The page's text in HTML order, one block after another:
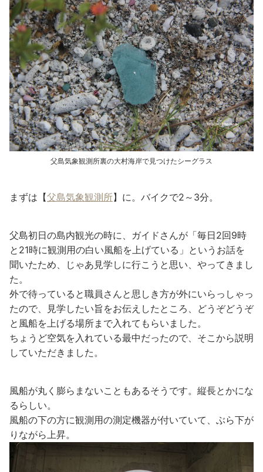
父島気象観測所裏の大村海岸で見つけたシーグラス
まずは【父島気象観測所】に。バイクで2～3分。
父島初日の島内観光の時に、ガイドさんが「毎日2回9時
と21時に観測用の白い風船を上げている」というお話を
聞いたため、じゃあ見学しに行こうと思い、やってきまし
た。
外で待っていると職員さんと思しき方が外にいらっしゃっ
たので、見学したい旨をお伝えしたところ、どうぞどうぞ
と風船を上げる場所まで入れてもらいました。
ちょうど空気を入れている最中だったので、そこから説明
していただきました。
風船が丸く膨らまないこともあるそうです。縦長とかにな
るらしい。
風船の下の方に観測用の測定機器が付いていて、ぶら下が
りながら上昇。